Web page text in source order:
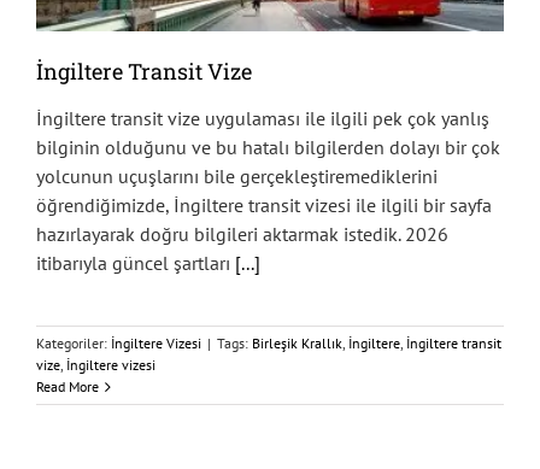
İngiltere Transit Vize
İngiltere transit vize uygulaması ile ilgili pek çok yanlış
bilginin olduğunu ve bu hatalı bilgilerden dolayı bir çok
yolcunun uçuşlarını bile gerçekleştiremediklerini
öğrendiğimizde, İngiltere transit vizesi ile ilgili bir sayfa
hazırlayarak doğru bilgileri aktarmak istedik. 2026
itibarıyla güncel şartları [...]
Kategoriler: İngiltere Vizesi | Tags: Birleşik Krallık, İngiltere, İngiltere transit
vize, İngiltere vizesi
Read More